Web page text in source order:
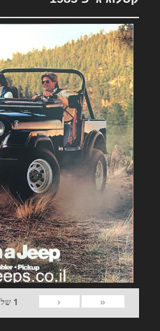
«
‹
1 של